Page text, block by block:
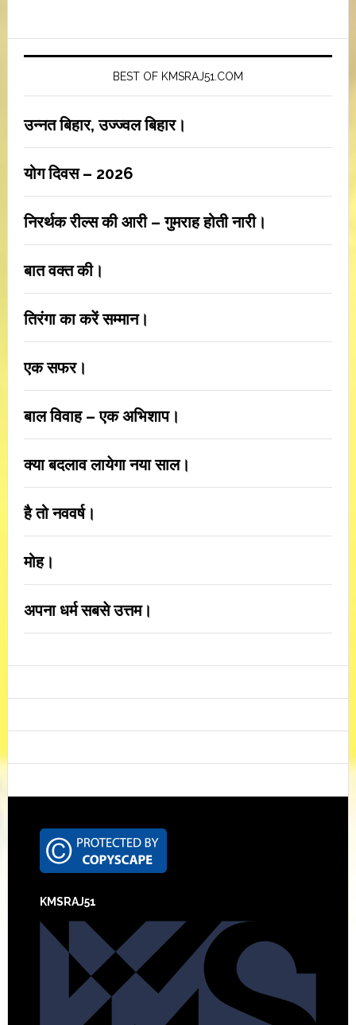
BEST OF KMSRAJ51.COM
उन्नत बिहार, उज्ज्वल बिहार।
योग दिवस – 2026
निरर्थक रील्स की आरी – गुमराह होती नारी।
बात वक्त की।
तिरंगा का करें सम्मान।
एक सफर।
बाल विवाह – एक अभिशाप।
क्या बदलाव लायेगा नया साल।
है तो नववर्ष।
मोह।
अपना धर्म सबसे उत्तम।
Footer
KMSRAJ51